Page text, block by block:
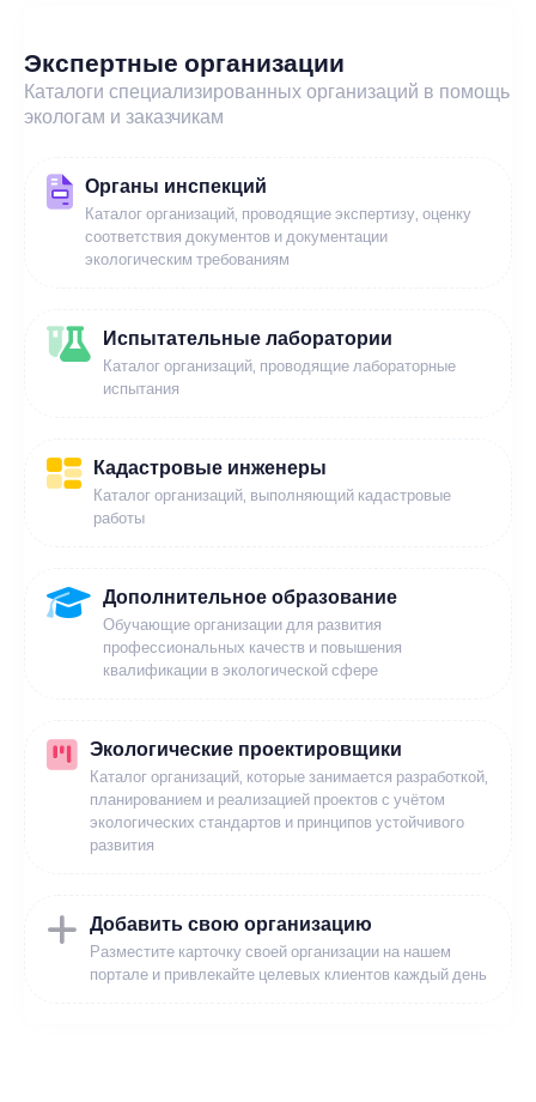
Экспертные организации
Каталоги специализированных организаций в помощь
экологам и заказчикам
Органы инспекций
Каталог организаций, проводящие экспертизу, оценку
соответствия документов и документации
экологическим требованиям
Испытательные лаборатории
Каталог организаций, проводящие лабораторные
испытания
Кадастровые инженеры
Каталог организаций, выполняющий кадастровые
работы
Дополнительное образование
Обучающие организации для развития
профессиональных качеств и повышения
квалификации в экологической сфере
Экологические проектировщики
Каталог организаций, которые занимается разработкой,
планированием и реализацией проектов с учётом
экологических стандартов и принципов устойчивого
развития
Добавить свою организацию
Разместите карточку своей организации на нашем
портале и привлекайте целевых клиентов каждый день